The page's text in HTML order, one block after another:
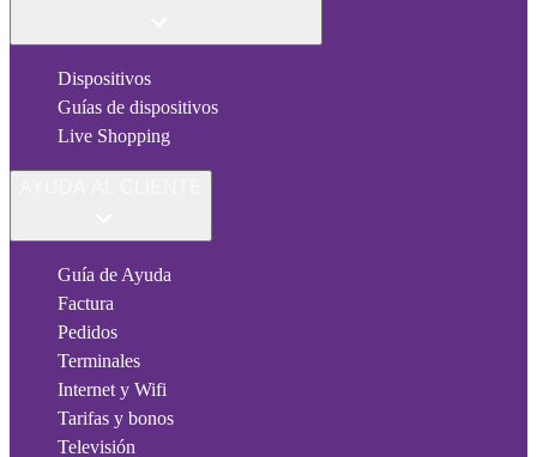
Dispositivos
Guías de dispositivos
Live Shopping
Guía de Ayuda
Factura
Pedidos
Terminales
Internet y Wifi
Tarifas y bonos
Televisión